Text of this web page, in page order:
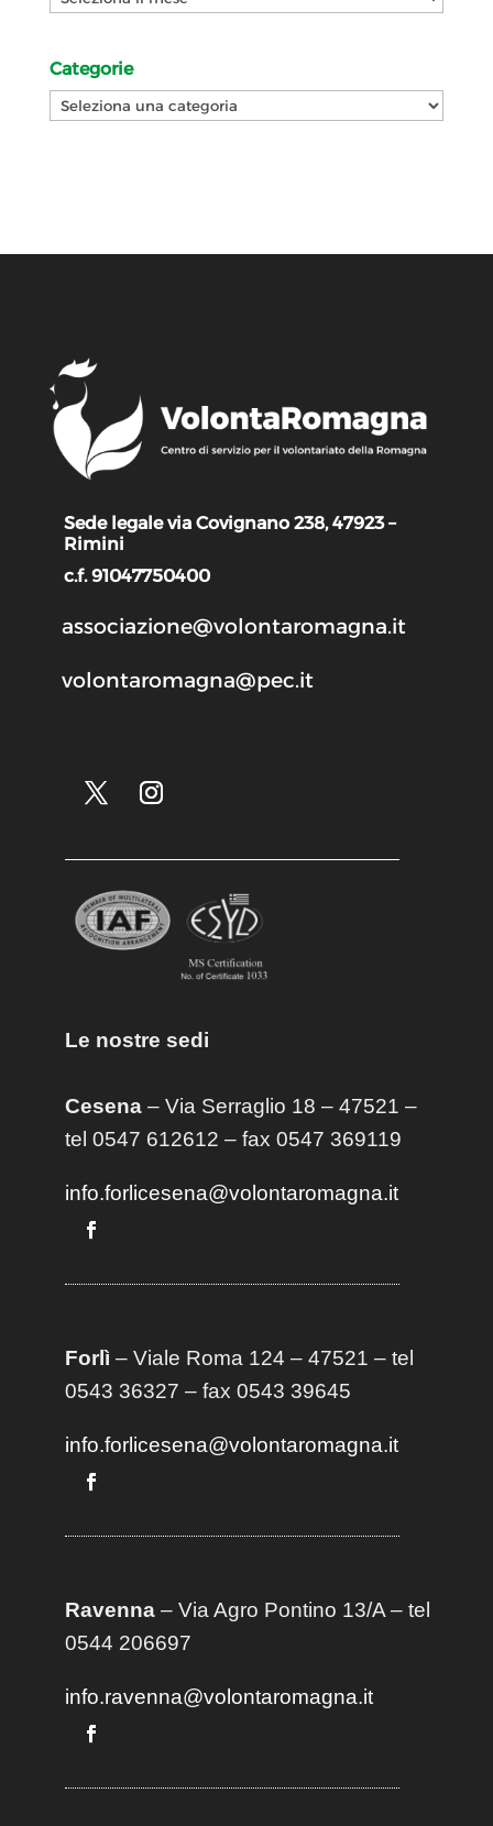
Categorie
Categorie
Sede legale via Covignano 238, 47923 –
Rimini
c.f. 91047750400
associazione@volontaromagna.it
volontaromagna@pec.it
Le nostre sedi
Cesena– Via Serraglio 18 – 47521 –
tel 0547 612612 – fax 0547 369119
info.forlicesena@volontaromagna.it
Forlì – Viale Roma 124 – 47521 – tel
0543 36327 – fax 0543 39645
info.forlicesena@volontaromagna.it
Ravenna– Via Agro Pontino 13/A– tel
0544 206697
info.ravenna@volontaromagna.it